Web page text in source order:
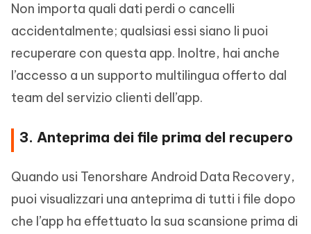
Non importa quali dati perdi o cancelli
accidentalmente; qualsiasi essi siano li puoi
recuperare con questa app. Inoltre, hai anche
l’accesso a un supporto multilingua offerto dal
team del servizio clienti dell’app.
3. Anteprima dei file prima del recupero
Quando usi Tenorshare Android Data Recovery,
puoi visualizzari una anteprima di tutti i file dopo
che l’app ha effettuato la sua scansione prima di